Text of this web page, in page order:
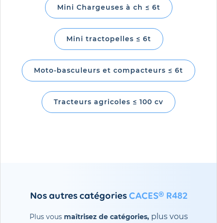
Mini Chargeuses à ch ≤ 6t
Mini tractopelles ≤ 6t
Moto-basculeurs et compacteurs ≤ 6t
Tracteurs agricoles ≤ 100 cv
Nos autres catégories CACES® R482
Plus vous maîtrisez de catégories, plus vous